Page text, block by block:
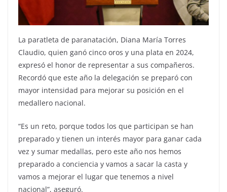
La paratleta de paranatación, Diana María Torres
Claudio, quien ganó cinco oros y una plata en 2024,
expresó el honor de representar a sus compañeros.
Recordó que este año la delegación se preparó con
mayor intensidad para mejorar su posición en el
medallero nacional.
“Es un reto, porque todos los que participan se han
preparado y tienen un interés mayor para ganar cada
vez y sumar medallas, pero este año nos hemos
preparado a conciencia y vamos a sacar la casta y
vamos a mejorar el lugar que tenemos a nivel
nacional”, aseguró.